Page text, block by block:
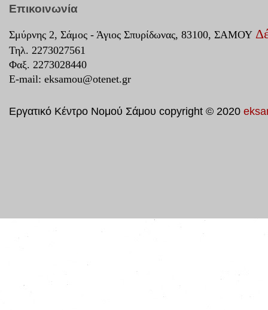
Επικοινωνία
Σμύρνης 2, Σάμος - Άγιος Σπυρίδωνας, 83100, ΣΑΜΟΥ
Τηλ. 2273027561
Φαξ. 2273028440
E-mail: eksamou@otenet.gr
Εργατικό Κέντρο Νομού Σάμου copyright © 2020